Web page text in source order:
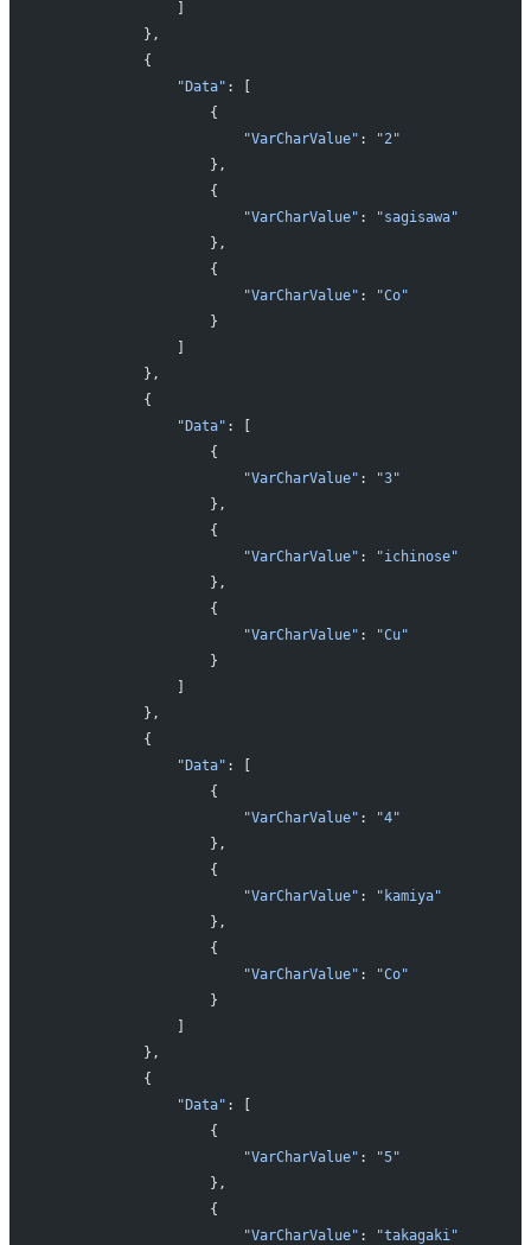
            },
            {
                "Data"
: [
                    {
                        "VarCharValue"
:
"2"
                    },
                    {
                        "VarCharValue"
:
"sagisawa"
                    },
                    {
                        "VarCharValue"
:
"Co"
                    }
            },
            {
                "Data"
: [
                    {
                        "VarCharValue"
:
"3"
                    },
                    {
                        "VarCharValue"
:
"ichinose"
                    },
                    {
                        "VarCharValue"
:
"Cu"
                    }
            },
            {
                "Data"
: [
                    {
                        "VarCharValue"
:
"4"
                    },
                    {
                        "VarCharValue"
:
"kamiya"
                    },
                    {
                        "VarCharValue"
:
"Co"
                    }
            },
            {
                "Data"
: [
                    {
                        "VarCharValue"
:
"5"
                    },
                    {
                        "VarCharValue"
: "takagaki"